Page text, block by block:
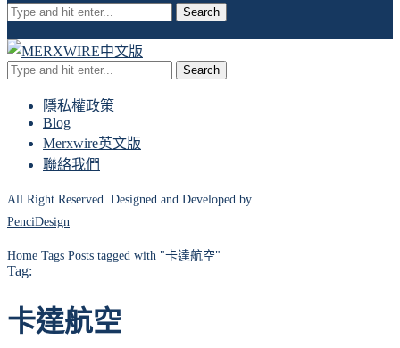
Search
Search
隱私權政策
Blog
Merxwire英文版
聯絡我們
All Right Reserved. Designed and Developed by
PenciDesign
Home Tags Posts tagged with "卡達航空"
Tag:
卡達航空